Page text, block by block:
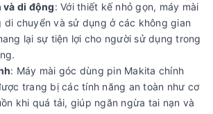
và di động: Với thiết kế nhỏ gọn, máy mài
chuyển và sử dụng ở các không gian
lại sự tiện lợi cho người sử dụng trong
: Máy mài góc dùng pin Makita chính
trang bị các tính năng an toàn như cơ
khi quá tải, giúp ngăn ngừa tai nạn và